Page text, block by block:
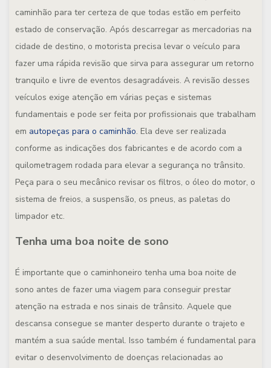
caminhão para ter certeza de que todas estão em perfeito
estado de conservação. Após descarregar as mercadorias na
cidade de destino, o motorista precisa levar o veículo para
fazer uma rápida revisão que sirva para assegurar um retorno
tranquilo e livre de eventos desagradáveis. A revisão desses
veículos exige atenção em várias peças e sistemas
fundamentais e pode ser feita por profissionais que trabalham
em autopeças para o caminhão. Ela deve ser realizada
conforme as indicações dos fabricantes e de acordo com a
quilometragem rodada para elevar a segurança no trânsito.
Peça para o seu mecânico revisar os filtros, o óleo do motor, o
sistema de freios, a suspensão, os pneus, as paletas do
limpador etc.
Tenha uma boa noite de sono
É importante que o caminhoneiro tenha uma boa noite de
sono antes de fazer uma viagem para conseguir prestar
atenção na estrada e nos sinais de trânsito. Aquele que
descansa consegue se manter desperto durante o trajeto e
mantém a sua saúde mental. Isso também é fundamental para
evitar o desenvolvimento de doenças relacionadas ao